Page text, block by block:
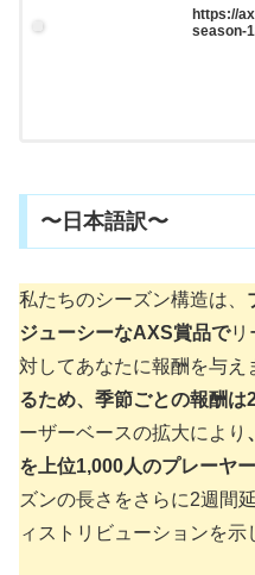
https://
season-
〜日本語訳〜
私たちのシーズン構造は、
ジューシーなAXS賞品でリ
対してあなたに報酬を与え
るため、季節ごとの報酬は
ーザーベースの拡大により
を上位1,000人のプレーヤ
ズンの長さをさらに2週間
ィストリビューションを示